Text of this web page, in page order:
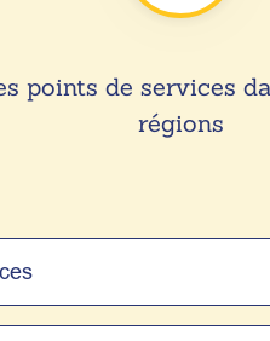
points de services
régions